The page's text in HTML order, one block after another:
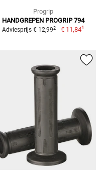
Progrip
HANDGREPEN PROGRIP 794
Adviesprijs € 12,992 € 11,841